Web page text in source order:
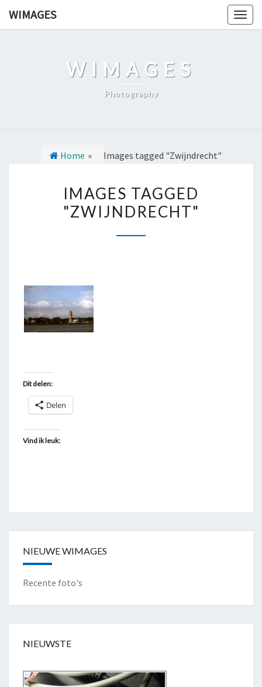
GaWIMAGES
WIMAGES
Photography
Home » Images tagged "Zwijndrecht"
M
A
C
H
IMAGES TAGGED
"ZWIJNDRECHT"
Dit delen:
Delen
Vind ik leuk:
NIEUWE WIMAGES
Recente foto's
NIEUWSTE